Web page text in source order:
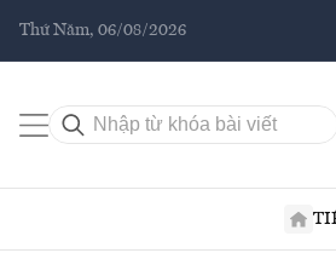
Thứ Năm, 06/08/2026